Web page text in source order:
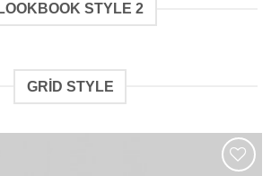
LOOKBOOK STYLE 2
GRID STYLE